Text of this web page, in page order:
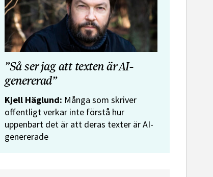
”Så ser jag att texten är AI-
genererad”
Kjell Häglund: Många som skriver
offentligt verkar inte förstå hur
uppenbart det är att deras texter är AI-
genererade